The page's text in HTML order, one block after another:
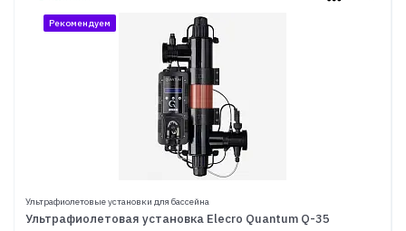
Рекомендуем
Ультрафиолетовые установки для бассейна
Ультрафиолетовая установка Elecro Quantum Q-35